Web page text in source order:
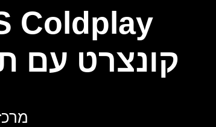
Coldplay
קונצרט עם